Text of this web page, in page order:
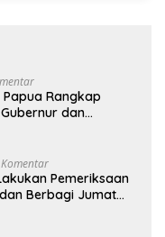
Rangkap
dan
Pemeriksaan
Berbagi Jumat